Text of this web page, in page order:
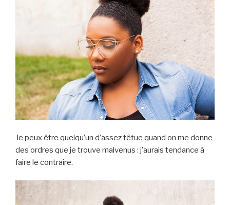
Je peux être quelqu’un d’assez têtue quand on me donne
des ordres que je trouve malvenus : j’aurais tendance à
faire le contraire.